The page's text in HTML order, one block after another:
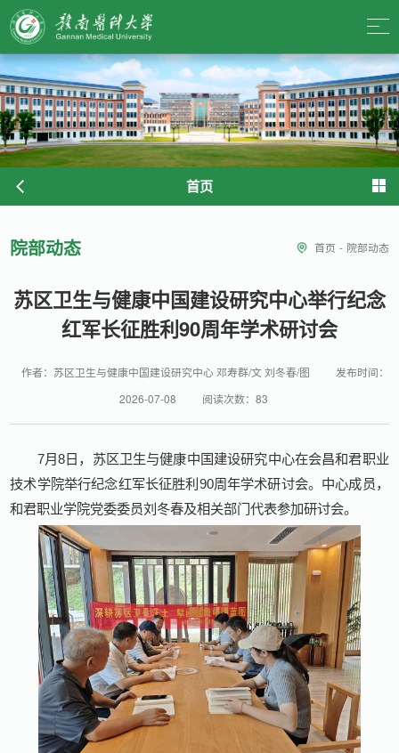
首页
院部动态 首页 - 院部动态
苏区卫生与健康中国建设研究中心举行纪念
红军长征胜利90周年学术研讨会
作者：苏区卫生与健康中国建设研究中心 邓寿群/文 刘冬春/图
发布时间：
2026-07-08
阅读次数： 83
7月8日，苏区卫生与健康中国建设研究中心在会昌和君职业
技术学院举行纪念红军长征胜利90周年学术研讨会。中心成员，
和君职业学院党委委员刘冬春及相关部门代表参加研讨会。